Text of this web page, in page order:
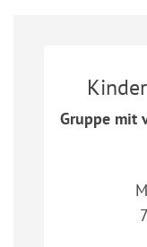
Gruppe mit